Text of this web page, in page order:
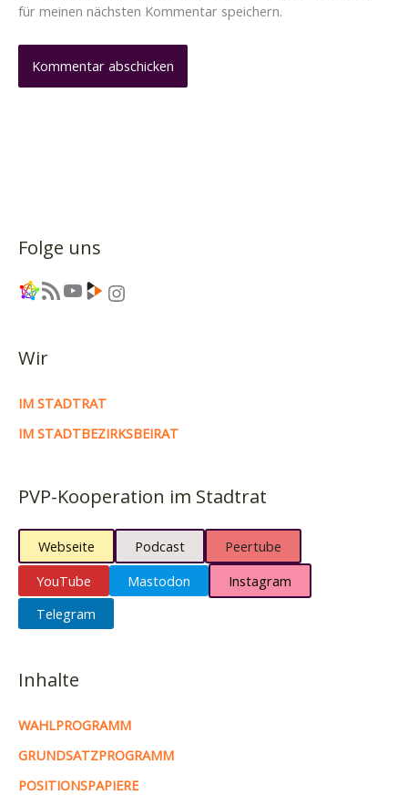
für meinen nächsten Kommentar speichern.
Folge uns
Link RSS-Feed YouTube Link Instagram
Wir
IM STADTRAT
IM STADTBEZIRKSBEIRAT
PVP-Kooperation im Stadtrat
Webseite Podcast
Peertube
YouTube
Mastodon
Instagram
Telegram
Inhalte
WAHLPROGRAMM
GRUNDSATZPROGRAMM
POSITIONSPAPIERE